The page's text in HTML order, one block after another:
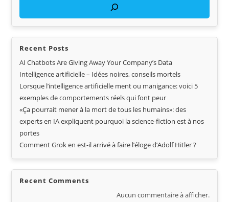
Recent Posts
AI Chatbots Are Giving Away Your Company’s Data
Intelligence artificielle – Idées noires, conseils mortels
Lorsque l’intelligence artificielle ment ou manigance: voici 5
exemples de comportements réels qui font peur
«Ça pourrait mener à la mort de tous les humains»: des
experts en IA expliquent pourquoi la science-fiction est à nos
portes
Comment Grok en est-il arrivé à faire l’éloge d’Adolf Hitler ?
Recent Comments
Aucun commentaire à afficher.